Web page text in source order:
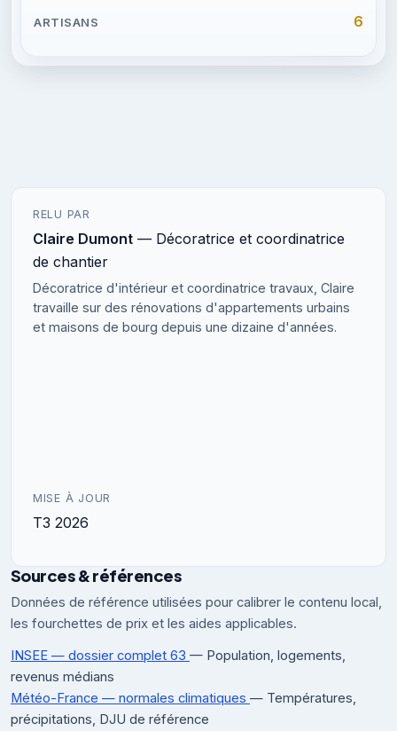
6
RELU PAR
Claire Dumont — Décoratrice et coordinatrice
de chantier
Décoratrice d'intérieur et coordinatrice travaux, Claire
travaille sur des rénovations d'appartements urbains
et maisons de bourg depuis une dizaine d'années.
MISE À JOUR
T3 2026
Sources & références
Données de référence utilisées pour calibrer le contenu local,
les fourchettes de prix et les aides applicables.
INSEE — dossier complet 63 — Population, logements,
revenus médians
Météo-France — normales climatiques — Températures,
précipitations, DJU de référence